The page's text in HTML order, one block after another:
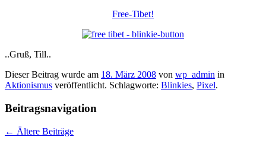
Free-Tibet!
..Gruß, Till..
Dieser Beitrag wurde am 18. März 2008 von wp_admin in
Aktionismus veröffentlicht. Schlagworte: Blinkies, Pixel.
Beitragsnavigation
← Ältere Beiträge